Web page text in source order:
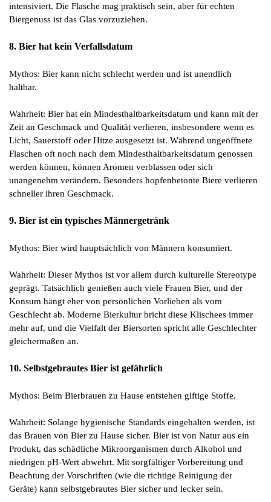
intensiviert. Die Flasche mag praktisch sein, aber für echten
Biergenuss ist das Glas vorzuziehen.
8. Bier hat kein Verfallsdatum
Mythos: Bier kann nicht schlecht werden und ist unendlich
haltbar.
Wahrheit: Bier hat ein Mindesthaltbarkeitsdatum und kann mit der
Zeit an Geschmack und Qualität verlieren, insbesondere wenn es
Licht, Sauerstoff oder Hitze ausgesetzt ist. Während ungeöffnete
Flaschen oft noch nach dem Mindesthaltbarkeitsdatum genossen
werden können, können Aromen verblassen oder sich
unangenehm verändern. Besonders hopfenbetonte Biere verlieren
schneller ihren Geschmack.
9. Bier ist ein typisches Männergetränk
Mythos: Bier wird hauptsächlich von Männern konsumiert.
Wahrheit: Dieser Mythos ist vor allem durch kulturelle Stereotype
geprägt. Tatsächlich genießen auch viele Frauen Bier, und der
Konsum hängt eher von persönlichen Vorlieben als vom
Geschlecht ab. Moderne Bierkultur bricht diese Klischees immer
mehr auf, und die Vielfalt der Biersorten spricht alle Geschlechter
gleichermaßen an.
10. Selbstgebrautes Bier ist gefährlich
Mythos: Beim Bierbrauen zu Hause entstehen giftige Stoffe.
Wahrheit: Solange hygienische Standards eingehalten werden, ist
das Brauen von Bier zu Hause sicher. Bier ist von Natur aus ein
Produkt, das schädliche Mikroorganismen durch Alkohol und
niedrigen pH-Wert abwehrt. Mit sorgfältiger Vorbereitung und
Beachtung der Vorschriften (wie die richtige Reinigung der
Geräte) kann selbstgebrautes Bier sicher und lecker sein.